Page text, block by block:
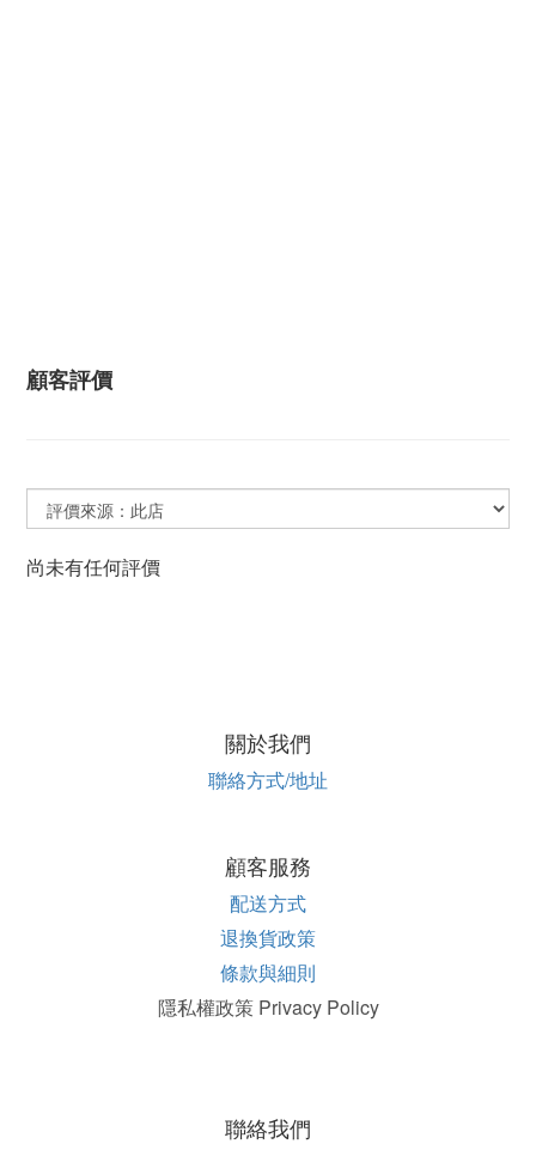
顧客評價
尚未有任何評價
關於我們
聯絡方式/地址
顧客服務
配送方式
退換貨政策
條款與細則
隱私權政策 Privacy Policy
聯絡我們